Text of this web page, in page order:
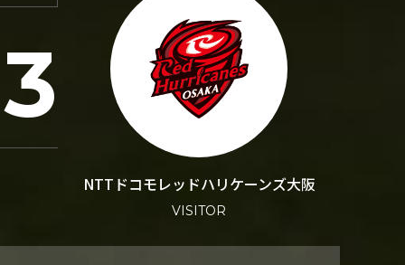
NTTドコモレッドハリケーンズ大阪
VISITOR